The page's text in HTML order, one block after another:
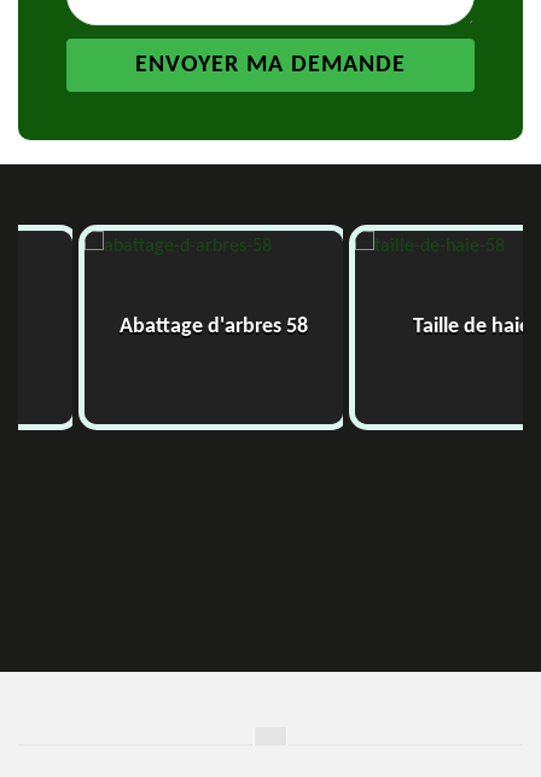
Abattage d'arbres 58 Taille de haie